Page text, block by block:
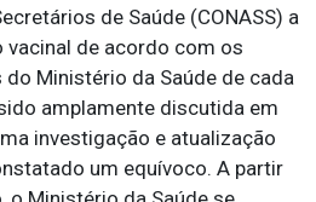
de Saúde (CONASS) a
de acordo com os
Ministério da Saúde de cada
amplamente discutida em
investigação e atualização
um equívoco. A partir